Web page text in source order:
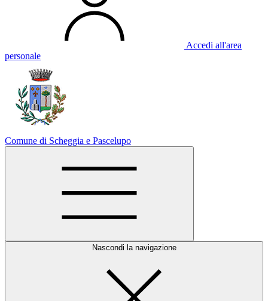
Accedi all'area
personale
Comune di Scheggia e Pascelupo
Nascondi la navigazione